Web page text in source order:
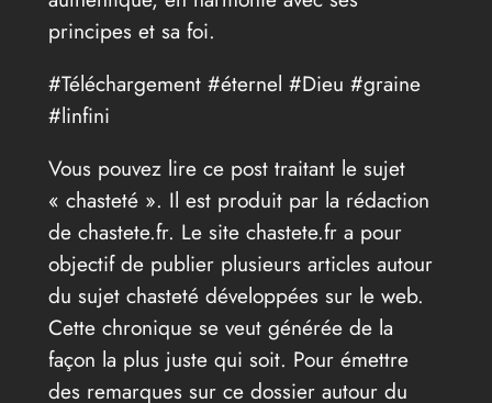
principes et sa foi.
#Téléchargement #éternel #Dieu #graine
#linfini
Vous pouvez lire ce post traitant le sujet
« chasteté ». Il est produit par la rédaction
de chastete.fr. Le site chastete.fr a pour
objectif de publier plusieurs articles autour
du sujet chasteté développées sur le web.
Cette chronique se veut générée de la
façon la plus juste qui soit. Pour émettre
des remarques sur ce dossier autour du